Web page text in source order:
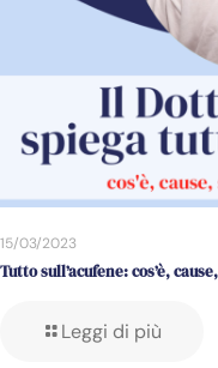
15/03/2023
Tutto sull’acufene: cos’è,
Leggi di più